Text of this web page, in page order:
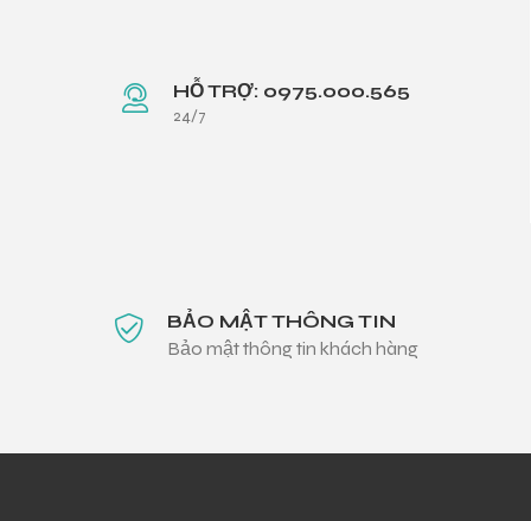
HỖ TRỢ: 0975.000.565
24/7
BẢO MẬT THÔNG TIN
Bảo mật thông tin khách hàng